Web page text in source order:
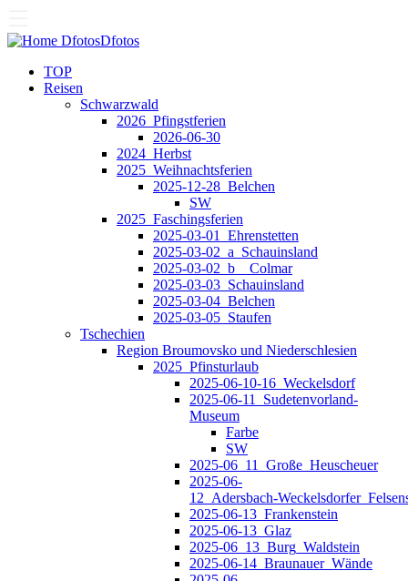
DfotosDfotos
TOP
Reisen
Schwarzwald
2026_Pfingstferien
2026-06-30
2024_Herbst
2025_Weihnachtsferien
2025-12-28_Belchen
SW
2025_Faschingsferien
2025-03-01_Ehrenstetten
2025-03-02_a_Schauinsland
2025-03-02_b__Colmar
2025-03-03_Schauinsland
2025-03-04_Belchen
2025-03-05_Staufen
Tschechien
Region Broumovsko und Niederschlesien
2025_Pfinsturlaub
2025-06-10-16_Weckelsdorf
2025-06-11_Sudetenvorland-
Museum
Farbe
SW
2025-06_11_Große_Heuscheuer
2025-06-
2025-06-13_Frankenstein
2025-06-13_Glaz
2025-06_13_Burg_Waldstein
2025-06-14_Braunauer_Wände